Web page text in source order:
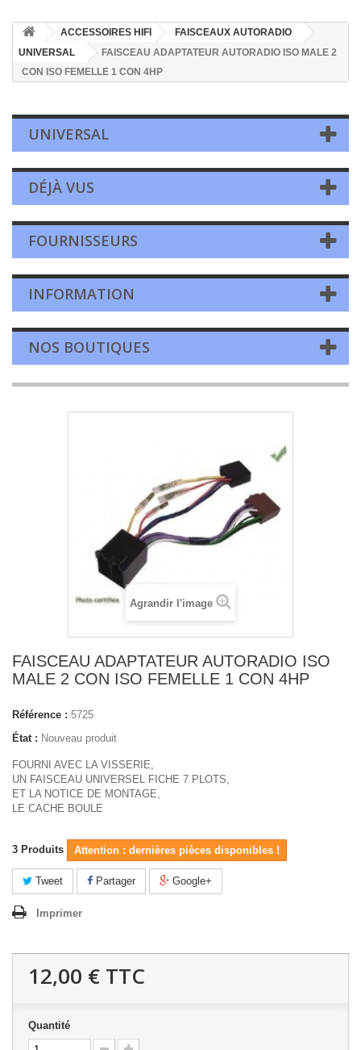
ACCESSOIRES HIFI
FAISCEAUX AUTORADIO
UNIVERSAL
FAISCEAU ADAPTATEUR AUTORADIO ISO MALE 2
CON ISO FEMELLE 1 CON 4HP
UNIVERSAL
DÉJÀ VUS
FOURNISSEURS
INFORMATION
NOS BOUTIQUES
Agrandir l'image
FAISCEAU ADAPTATEUR AUTORADIO ISO
MALE 2 CON ISO FEMELLE 1 CON 4HP
Référence : 5725
État : Nouveau produit
FOURNI AVEC LA VISSERIE,
UN FAISCEAU UNIVERSEL FICHE 7 PLOTS,
ET LA NOTICE DE MONTAGE,
LE CACHE BOULE
3 Produits Attention : dernières pièces disponibles !
Tweet Partager Google+
Imprimer
12,00 € TTC
Quantité